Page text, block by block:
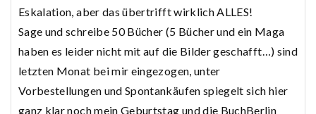
Eskalation, aber das übertrifft wirklich ALLES!
Sage und schreibe 50 Bücher (5 Bücher und ein Maga
haben es leider nicht mit auf die Bilder geschafft…) sind
letzten Monat bei mir eingezogen, unter
Vorbestellungen und Spontankäufen spiegelt sich hier
ganz klar noch mein Geburtstag und die BuchBerlin